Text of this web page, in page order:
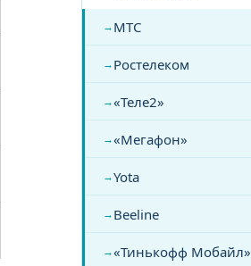
МТС
Ростелеком
«Теле2»
«Мегафон»
Yota
Beeline
«Тинькофф Мобайл»